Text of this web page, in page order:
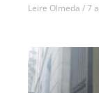
Leire Olmeda 7